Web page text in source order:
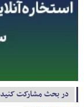
در بحث مشارکت کنید